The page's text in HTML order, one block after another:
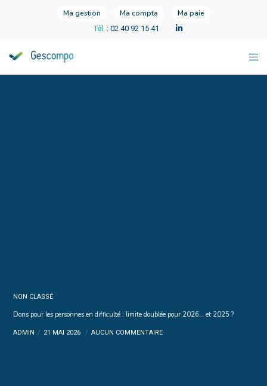
Ma gestion Ma compta Ma paie
Tél. : 02 40 92 15 41
NON CLASSÉ
Dons pour les personnes en difficulté : limite doublée pour 2026… et 2025 ?
ADMIN 21 MAI 2026 AUCUN COMMENTAIRE